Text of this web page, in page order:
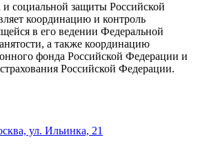
и социальной защиты Российской
координацию и контроль
в его ведении Федеральной
а также координацию
фонда Российской Федерации и
Российской Федерации.
ул. Ильинка, 21